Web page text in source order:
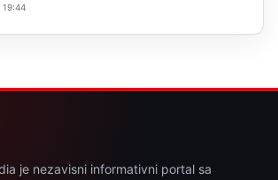
19:44
je nezavisni informativni portal sa